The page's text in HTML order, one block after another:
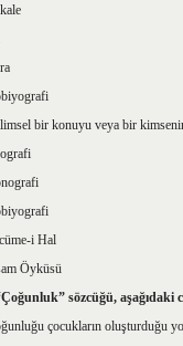
bir konuyu veya bir
i Hal
Öyküsü
sözcüğü, aşağıdaki
çocukların oluşturduğu